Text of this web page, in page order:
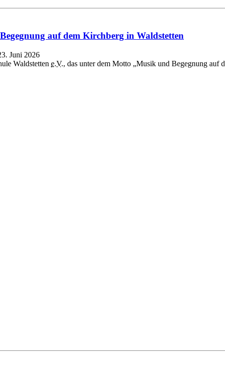
auf dem Kirchberg in Waldstetten
Juni 2026
Waldstetten e.V., das unter dem Motto „Musik und Begegnung auf